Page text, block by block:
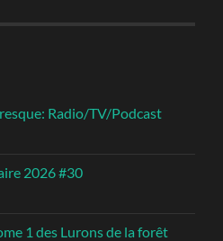
Radio/TV/Podcast
2026 #30
1 des Lurons de la forêt